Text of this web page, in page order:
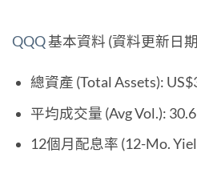
QQQ基本資料 (資料更新日
總資產 (Total Assets):
平均成交量 (Avg Vol.):
12個月配息率 (12-Mo.